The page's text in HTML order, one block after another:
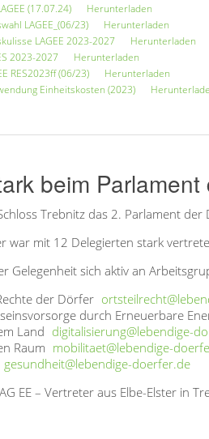
(17.07.24)
Herunterladen
LAGEE_(06/23)
Herunterladen
LAGEE 2023-2027
Herunterladen
2023-2027
Herunterladen
RES2023ff (06/23)
Herunterladen
Einheitskosten (2023)
beim
Trebnitz das 2. Parlament
war mit 12 Delegierten stark
Gelegenheit sich aktiv an
der Dörfer
durch Erneuerbare
Land digitalisierung@lebendige-
Raum mobilitaet@lebendige-
gesundheit@lebendige-doerfer.de
EE – Vertreter aus Elbe-Elster in